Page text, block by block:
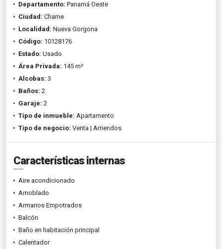
Departamento: Panamá Oeste
Ciudad: Chame
Localidad: Nueva Gorgona
Código: 10128176
Estado: Usado
Área Privada: 145 m²
Alcobas: 3
Baños: 2
Garaje: 2
Tipo de inmueble: Apartamento
Tipo de negocio: Venta | Arriendos
Características internas
Aire acondicionado
Amoblado
Armarios Empotrados
Balcón
Baño en habitación principal
Calentador